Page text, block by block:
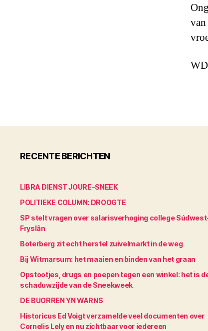
WD
RECENTE BERICHTEN
LIBRA DIENST JOURE-SNEEK
POLITIEKE COLUMN: DROOGTE
SP stelt vragen over salarisverhoging college
Fryslân
Boterberg zit echt herstel zuivelmarkt in de weg
Bij Witmarsum: het maaien en binden van het graan
Opstootjes, drugs en poepen tegen een winkel: het is
schaduwzijde van de Sneekweek
DE BUORREN YN WARNS
Historicus Ed Voigt verzamelde veel documenten over
Cornelis Lely en nu zichtbaar voor iedereen